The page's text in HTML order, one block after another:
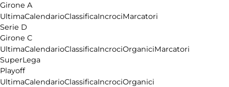
Girone A
UltimaCalendarioClassificaIncrociMarcatori
Serie D
Girone C
UltimaCalendarioClassificaIncrociOrganiciMarcatori
SuperLega
Playoff
UltimaCalendarioClassificaIncrociOrganici